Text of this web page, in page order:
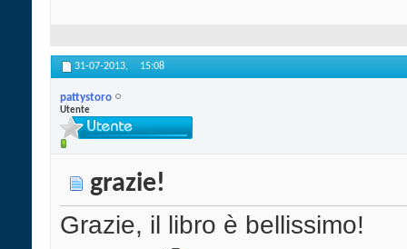
31-07-2013, 15:08
pattystoro
Utente
grazie!
Grazie, il libro è bellissimo!